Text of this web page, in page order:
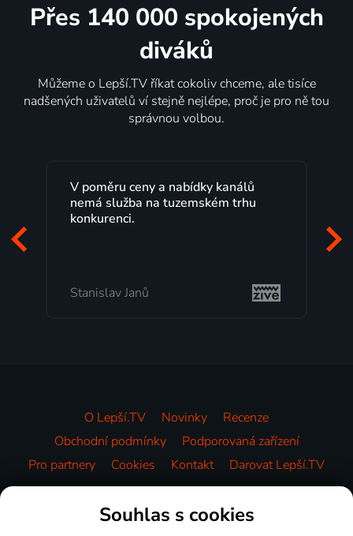
Přes 140 000 spokojených
diváků
Můžeme o Lepší.TV říkat cokoliv chceme, ale tisíce
nadšených uživatelů ví stejně nejlépe, proč je pro ně tou
správnou volbou.
V poměru ceny a nabídky kanálů
nemá služba na tuzemském trhu
konkurenci.
Stanislav Janů
O Lepší.TV Novinky
Recenze
Obchodní podmínky
Podporovaná zařízení
Pro partnery
Cookies Kontakt Darovat Lepší.TV
Videotéka
Souhlas s cookies